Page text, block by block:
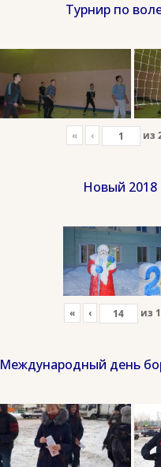
Турнир по
« ‹ из
Новый 2018
« ‹ из
Международный день